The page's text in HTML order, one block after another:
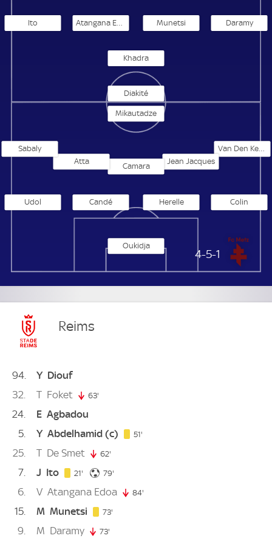
Ito Munetsi Daramy
Khadra
Diakité
FC Metz
4-5-1
Oukidja
Colin
Herelle
Candé
Udol
Van Den Kerkhof
Jean Jacques
Camara
Atta
Sabaly
Mikautadze
Reims
94 Y Diouf
32
T Foket 63'
24 E Agbadou
5
Y Abdelhamid (c) 51'
25 T De Smet 62'
7 J Ito 21' 21. minute
79'
6 V Atangana Edoa 84'
15 M Munetsi 73'
9 M Daramy 73'